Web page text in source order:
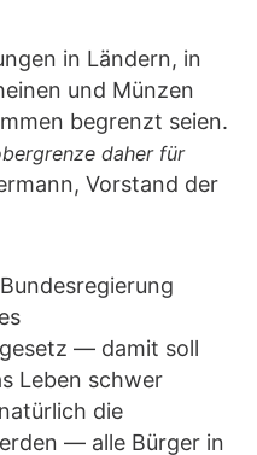
in Ländern, in
und Münzen
begrenzt seien.
daher für
Vorstand der
— damit soll
Leben schwer
die
— alle Bürger in